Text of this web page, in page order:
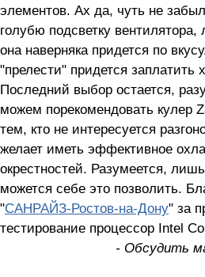
элементов. Ах да, чуть не
голубю подсветку
она наверняка придется по
"прелести" придется заплатить
Последний выбор остается,
можем порекомендовать кулер
тем, кто не интересуется
желает иметь эффективное
окрестностей. Разумеется,
можется себе это позволить.
"САНРАЙЗ-Ростов-на-Дону" за
тестирование процессор Intel
- Обсудить